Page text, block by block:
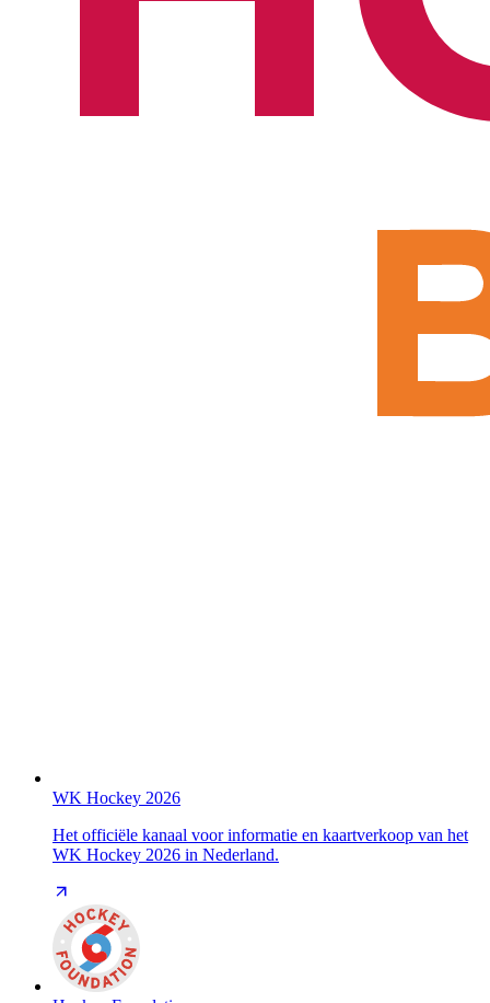
WK Hockey 2026
Het officiële kanaal voor informatie en kaartverkoop van het
WK Hockey 2026 in Nederland.